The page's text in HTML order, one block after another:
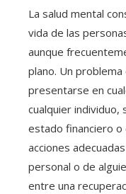
La salud mental
vida de las
aunque
plano. Un
presentarse en
cualquier individuo,
estado financiero o
acciones
personal o de
entre una